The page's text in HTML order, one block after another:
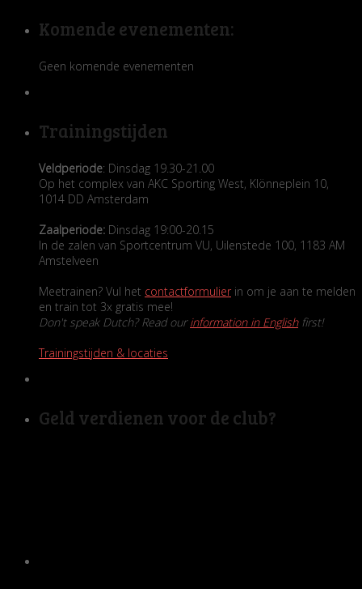
Komende evenementen:
Geen komende evenementen
Trainingstijden
Veldperiode: Dinsdag 19.30-21.00
Op het complex van AKC Sporting West, Klönneplein 10,
1014 DD Amsterdam
Zaalperiode: Dinsdag 19:00-20.15
In de zalen van Sportcentrum VU, Uilenstede 100, 1183 AM
Amstelveen
Meetrainen? Vul het contactformulierin om je aan te melden
en train tot 3x gratis mee!
Don't speak Dutch? Read ourinformation in Englishfirst!
Trainingstijden & locaties
Geld verdienen voor de club?